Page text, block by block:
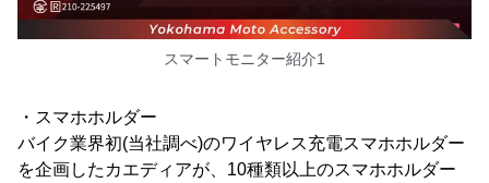
スマートモニター紹介1
・スマホホルダー
バイク業界初(当社調べ)のワイヤレス充電スマホホルダー
を企画したカエディアが、10種類以上のスマホホルダー